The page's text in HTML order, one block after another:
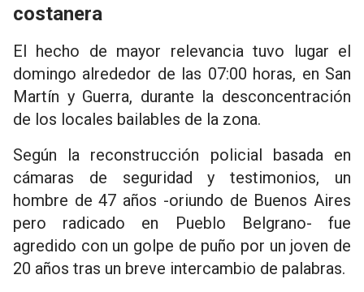
costanera
El hecho de mayor relevancia tuvo lugar el
domingo alrededor de las 07:00 horas, en San
Martín y Guerra, durante la desconcentración
de los locales bailables de la zona.
Según la reconstrucción policial basada en
cámaras de seguridad y testimonios, un
hombre de 47 años -oriundo de Buenos Aires
pero radicado en Pueblo Belgrano- fue
agredido con un golpe de puño por un joven de
20 años tras un breve intercambio de palabras.